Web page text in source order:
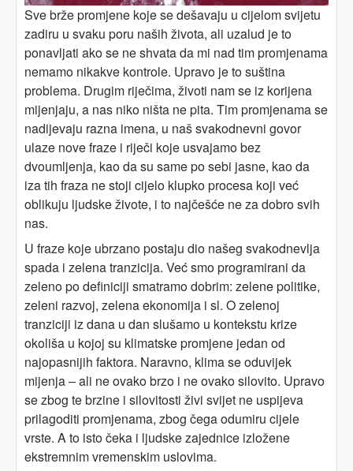
Sve brže promjene koje se dešavaju u cijelom svijetu
zadiru u svaku poru naših života, ali uzalud je to
ponavljati ako se ne shvata da mi nad tim promjenama
nemamo nikakve kontrole. Upravo je to suština
problema. Drugim riječima, životi nam se iz korijena
mijenjaju, a nas niko ništa ne pita. Tim promjenama se
nadijevaju razna imena, u naš svakodnevni govor
ulaze nove fraze i riječi koje usvajamo bez
dvoumljenja, kao da su same po sebi jasne, kao da
iza tih fraza ne stoji cijelo klupko procesa koji već
oblikuju ljudske živote, i to najčešće ne za dobro svih
nas.
U fraze koje ubrzano postaju dio našeg svakodnevlja
spada i zelena tranzicija. Već smo programirani da
zeleno po definiciji smatramo dobrim: zelene politike,
zeleni razvoj, zelena ekonomija i sl. O zelenoj
tranziciji iz dana u dan slušamo u kontekstu krize
okoliša u kojoj su klimatske promjene jedan od
najopasnijih faktora. Naravno, klima se oduvijek
mijenja – ali ne ovako brzo i ne ovako silovito. Upravo
se zbog te brzine i silovitosti živi svijet ne uspijeva
prilagoditi promjenama, zbog čega odumiru cijele
vrste. A to isto čeka i ljudske zajednice izložene
ekstremnim vremenskim uslovima.